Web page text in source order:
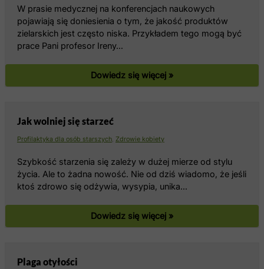
W prasie medycznej na konferencjach naukowych
pojawiają się doniesienia o tym, że jakość produktów
zielarskich jest często niska. Przykładem tego mogą być
prace Pani profesor Ireny…
Dowiedz się więcej »
Jak wolniej się starzeć
Profilaktyka dla osób starszych, Zdrowie kobiety
Szybkość starzenia się zależy w dużej mierze od stylu
życia. Ale to żadna nowość. Nie od dziś wiadomo, że jeśli
ktoś zdrowo się odżywia, wysypia, unika…
Dowiedz się więcej »
Plaga otyłości